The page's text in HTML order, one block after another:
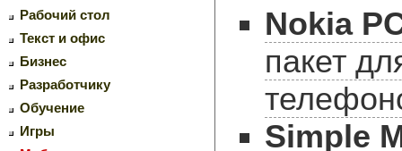
Рабочий стол
Текст и офис
Бизнес
Разработчику
Обучение
Игры
Nokia
пакет
Simple